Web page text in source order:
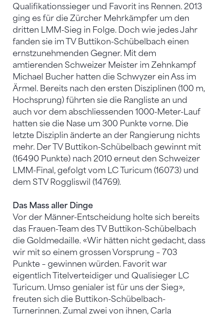
Qualifikationssieger und Favorit ins Rennen. 2013
ging es für die Zürcher Mehrkämpfer um den
dritten LMM-Sieg in Folge. Doch wie jedes Jahr
fanden sie im TV Buttikon-Schübelbach einen
ernstzunehmenden Gegner. Mit dem
amtierenden Schweizer Meister im Zehnkampf
Michael Bucher hatten die Schwyzer ein Ass im
Ärmel. Bereits nach den ersten Disziplinen (100 m,
Hochsprung) führten sie die Rangliste an und
auch vor dem abschliessenden 1000-Meter-Lauf
hatten sie die Nase um 300 Punkte vorne. Die
letzte Disziplin änderte an der Rangierung nichts
mehr. Der TV Buttikon-Schübelbach gewinnt mit
(16490 Punkte) nach 2010 erneut den Schweizer
LMM-Final, gefolgt vom LC Turicum (16073) und
dem STV Roggliswil (14769).
Das Mass aller Dinge
Vor der Männer-Entscheidung holte sich bereits
das Frauen-Team des TV Buttikon-Schübelbach
die Goldmedaille. «Wir hätten nicht gedacht, dass
wir mit so einem grossen Vorsprung – 703
Punkte – gewinnen würden. Favorit war
eigentlich Titelverteidiger und Qualisieger LC
Turicum. Umso genialer ist für uns der Sieg»,
freuten sich die Buttikon-Schübelbach-
Turnerinnen. Zumal zwei von ihnen, Carla